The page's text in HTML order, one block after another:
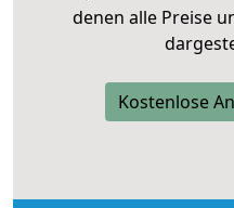
denen alle Preise
Kostenlose